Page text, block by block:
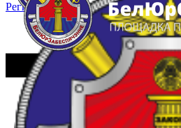
Регистрация Вход